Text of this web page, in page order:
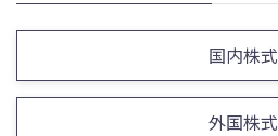
国内株式
外国株式